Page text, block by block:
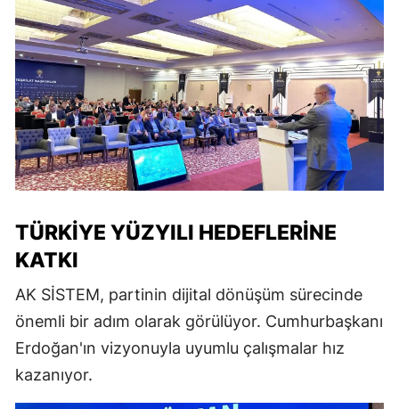
TÜRKIYE YÜZYILI HEDEFLERINE
KATKI
AK SİSTEM, partinin dijital dönüşüm sürecinde
önemli bir adım olarak görülüyor. Cumhurbaşkanı
Erdoğan'ın vizyonuyla uyumlu çalışmalar hız
kazanıyor.